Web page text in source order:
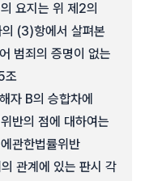
요지는 위 제2의
(3)항에서 살펴본
범죄의 증명이 없는
조
자 B의 승합차에
반의 점에 대하여는
관한법률위반
관계에 있는 판시 각